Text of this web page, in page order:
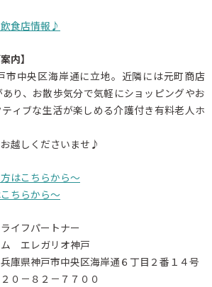
食店情報♪
内】
市中央区海岸通に立地。近隣には元町商店
り、お散歩気分で気軽にショッピングやお
ィブな生活が楽しめる介護付き有料老人ホ
越しくださいませ♪
はこちらから～
ちらから～
イフパートナー
エレガリオ神戸
庫県神戸市中央区海岸通６丁目２番１４号
０－８２－７７００